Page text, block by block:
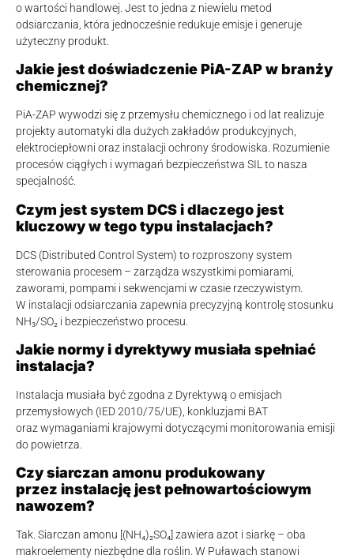
o wartości handlowej. Jest to jedna z niewielu metod
odsiarczania, która jednocześnie redukuje emisje i generuje
użyteczny produkt.
Jakie jest doświadczenie PiA-ZAP w branży
chemicznej?
PiA-ZAP wywodzi się z przemysłu chemicznego i od lat realizuje
projekty automatyki dla dużych zakładów produkcyjnych,
elektrociepłowni oraz instalacji ochrony środowiska. Rozumienie
procesów ciągłych i wymagań bezpieczeństwa SIL to nasza
specjalność.
Czym jest system DCS i dlaczego jest
kluczowy w tego typu instalacjach?
DCS (Distributed Control System) to rozproszony system
sterowania procesem – zarządza wszystkimi pomiarami,
zaworami, pompami i sekwencjami w czasie rzeczywistym.
W instalacji odsiarczania zapewnia precyzyjną kontrolę stosunku
NH₃/SO₂ i bezpieczeństwo procesu.
Jakie normy i dyrektywy musiała spełniać
instalacja?
Instalacja musiała być zgodna z Dyrektywą o emisjach
przemysłowych (IED 2010/75/UE), konkluzjami BAT
oraz wymaganiami krajowymi dotyczącymi monitorowania emisji
do powietrza.
Czy siarczan amonu produkowany
przez instalację jest pełnowartościowym
nawozem?
Tak. Siarczan amonu [(NH₄)₂SO₄] zawiera azot i siarkę – oba
makroelementy niezbędne dla roślin. W Puławach stanowi